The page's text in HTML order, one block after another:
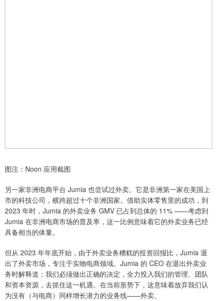
图注：Noon 应用截图
另一家非洲电商平台 Jumia 也尝试过外卖。它是非洲第一家在美国上
市的科技公司，横跨超过十个非洲国家。借助实体零售里的成功，到
2023 年时，Jumia 的外卖业务 GMV 已占到总体的 11% ——考虑到
Jumia 在非洲电商市场的普及率，这一比例意味着它的外卖业务已经
具备相当的体量。
但从 2023 年年底开始，由于外卖业务糟糕的投资回报比，Jumia 退
出了外卖市场，专注于实物电商领域。Jumia 的 CEO 在退出外卖业
务时解释道：我们必须做出正确的决定，全力投入我们的管理、团队
和资本资源，去抓住这一机遇。在当前形势下，这意味着放弃我们认
为没有（与电商）同样增长潜力的业务线——外卖。